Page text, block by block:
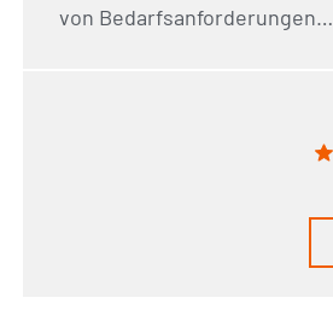
von Bedarfsanforderungen…